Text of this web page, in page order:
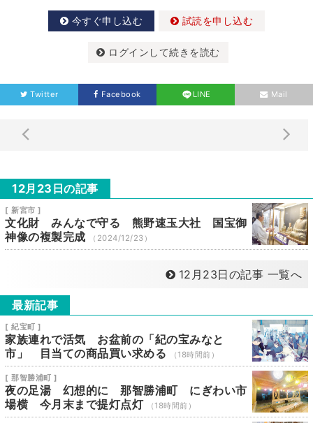
今すぐ申し込む 試読を申し込む
ログインして続きを読む
Twitter Facebook LINE Mail
12月23日の記事
[ 新宮市 ]
文化財 みんなで守る 熊野速玉大社 国宝御
神像の複製完成
（2024/12/23）
12月23日の記事 一覧へ
最新記事
[ 紀宝町 ]
家族連れで活気 お盆前の「紀の宝みなと
市」 目当ての商品買い求める
（18時間前）
[ 那智勝浦町 ]
夜の足湯 幻想的に 那智勝浦町 にぎわい市
場横 今月末まで提灯点灯
（18時間前）